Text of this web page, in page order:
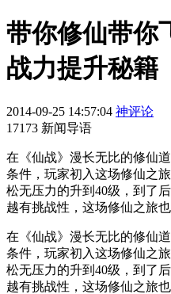
带你修仙带你
战力提升秘籍
2014-09-25 14:57:04 神评论
17173 新闻导语
在《仙战》漫长无比的修仙
条件，玩家初入这场修仙之
松无压力的升到40级，到了
越有挑战性，这场修仙之旅
在《仙战》漫长无比的修仙
条件，玩家初入这场修仙之
松无压力的升到40级，到了
越有挑战性，这场修仙之旅